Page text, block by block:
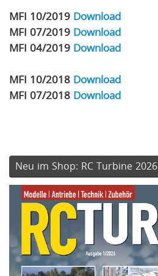
MFI 10/2019 Download
MFI 07/2019 Download
MFI 04/2019 Download
MFI 10/2018 Download
MFI 07/2018 Download
Neu im Shop: RC Turbine 2026